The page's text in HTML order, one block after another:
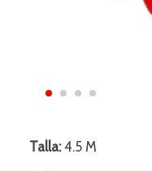
Talla: 4.5 M